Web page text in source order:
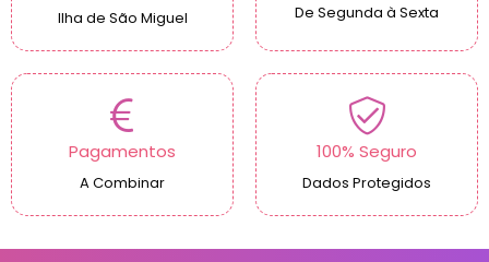
Ilha de São Miguel De Segunda à Sexta
Pagamentos
A Combinar
100% Seguro
Dados Protegidos